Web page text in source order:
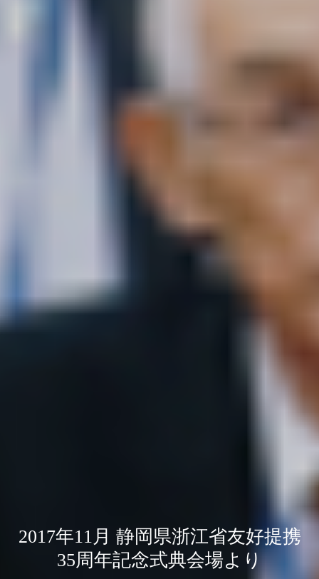
2017年11月 静岡県浙江省友好提携
35周年記念式典会場より